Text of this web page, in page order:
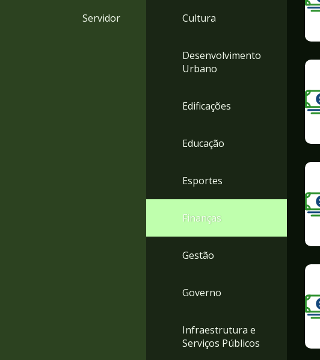
Servidor Cultura
Desenvolvimento
Urbano
Edificações
Educação
Esportes
Finanças
Gestão
Governo
Infraestrutura e
Serviços Públicos